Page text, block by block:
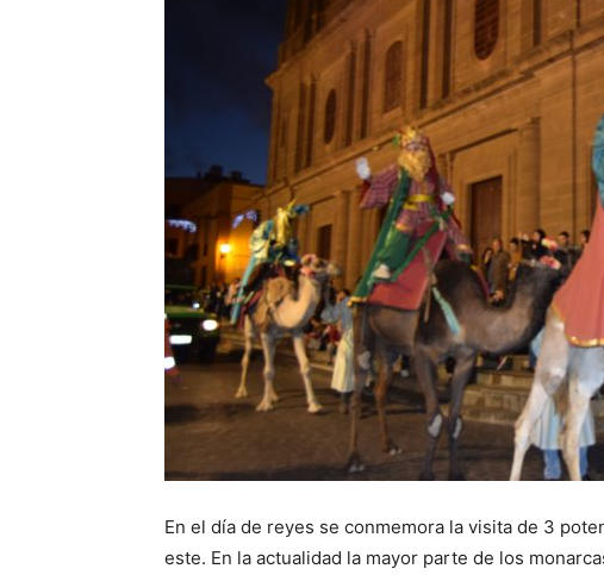
En el día de reyes se conmemora la visita de 3
este. En la actualidad la mayor parte de los